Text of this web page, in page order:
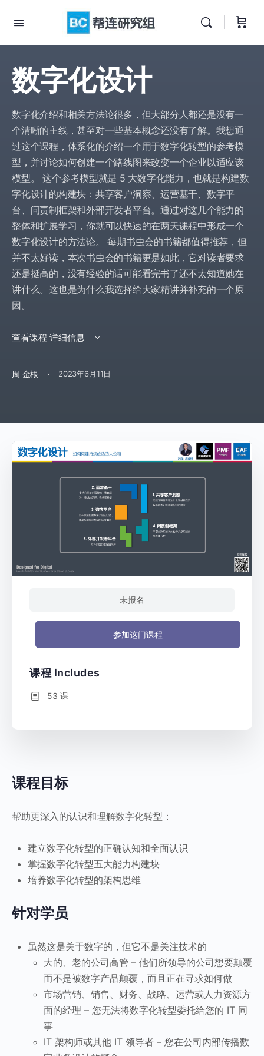
数字化设计
数字化介绍和相关方法论很多，但大部分人都还是没有一
个清晰的主线，甚至对一些基本概念还没有了解。我想通
过这个课程，体系化的介绍一个用于数字化转型的参考模
型，并讨论如何创建一个路线图来改变一个企业以适应该
模型。 这个参考模型就是 5 大数字化能力，也就是构建数
字化设计的构建块：共享客户洞察、运营基干、数字平
台、问责制框架和外部开发者平台。通过对这几个能力的
整体和扩展学习，你就可以快速的在两天课程中形成一个
数字化设计的方法论。 每期书虫会的书籍都值得推荐，但
并不太好读，本次书虫会的书籍更是如此，它对读者要求
还是挺高的，没有经验的话可能看完书了还不太知道她在
讲什么。这也是为什么我选择给大家精讲并补充的一个原
因。
查看课程 详细信息
周 金根 · 2023年6月11日
课程目标
帮助更深入的认识和理解数字化转型：
建立数字化转型的正确认知和全面认识
掌握数字化转型五大能力构建块
培养数字化转型的架构思维
针对学员
虽然这是关于数字的，但它不是关注技术的
大的、老的公司高管 – 他们所领导的公司想要颠覆
而不是被数字产品颠覆，而且正在寻求如何做
市场营销、销售、财务、战略、运营或人力资源方
面的经理 – 您无法将数字化转型委托给您的 IT 同
事
IT 架构师或其他 IT 领导者 – 您在公司内部传播数
未报名
参加这门课程
课程 Includes
53 课